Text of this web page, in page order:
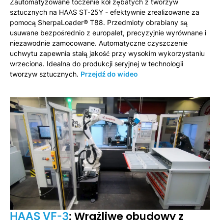
sztucznych na HAAS ST-25Y - efektywnie zrealizowane za
pomocą SherpaLoader® T88. Przedmioty obrabiany są
usuwane bezpośrednio z europalet, precyzyjnie wyrównane i
niezawodnie zamocowane. Automatyczne czyszczenie
uchwytu zapewnia stałą jakość przy wysokim wykorzystaniu
wrzeciona. Idealna do produkcji seryjnej w technologii
tworzyw sztucznych. Przejdź do wideo
HAAS VF-3: Wrażliwe obudowy z